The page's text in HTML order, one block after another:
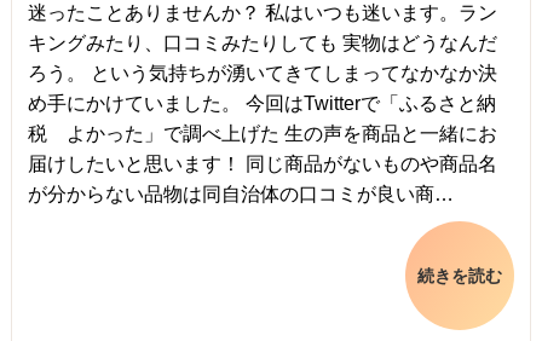
迷ったことありませんか？ 私はいつも迷います。ラン
キングみたり、口コミみたりしても 実物はどうなんだ
ろう。 という気持ちが湧いてきてしまってなかなか決
め手にかけていました。 今回はTwitterで「ふるさと納
税 よかった」で調べ上げた 生の声を商品と一緒にお
届けしたいと思います！ 同じ商品がないものや商品名
が分からない品物は同自治体の口コミが良い商…
続きを読む